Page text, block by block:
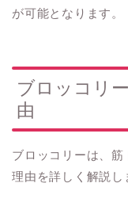
が可能となります。
ブロッコリ
由
ブロッコリーは、
理由を詳しく解説し